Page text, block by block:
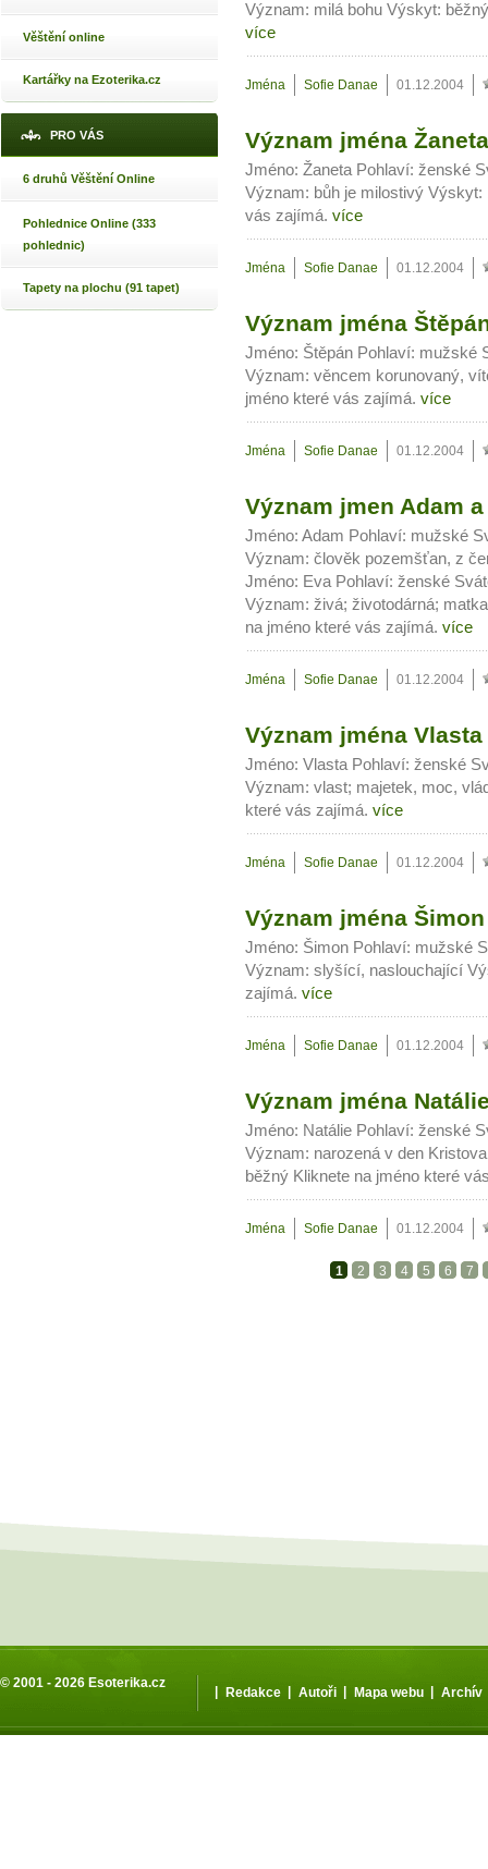
Věštění online
Kartářky na Ezoterika.cz
PRO VÁS
6 druhů Věštění Online
Pohlednice Online (333
pohlednic)
Tapety na plochu (91 tapet)
Význam: milá bohu Výskyt:
více
Jména Sofie Danae 01.12.2004
Význam jména Žaneta
Jméno: Žaneta Pohlaví: ženské
Význam: bůh je milostivý Výskyt:
vás zajímá. více
Jména Sofie Danae 01.12.2004
Význam jména
Jméno: Štěpán Pohlaví: mužské
Význam: věncem korunovaný,
jméno které vás zajímá. více
Jména Sofie Danae 01.12.2004
Význam jmen Adam
Jméno: Adam Pohlaví: mužské
Význam: člověk pozemšťan, z
Jméno: Eva Pohlaví: ženské
Význam: živá; životodárná;
na jméno které vás zajímá. více
Jména Sofie Danae 01.12.2004
Význam jména Vlasta
Jméno: Vlasta Pohlaví: ženské
Význam: vlast; majetek, moc,
které vás zajímá. více
Jména Sofie Danae 01.12.2004
Význam jména Šimon
Jméno: Šimon Pohlaví: mužské
Význam: slyšící, naslouchající
zajímá. více
Jména Sofie Danae 01.12.2004
Význam jména
Jméno: Natálie Pohlaví: ženské
Význam: narozená v den
běžný Kliknete na jméno které
Jména Sofie Danae 01.12.2004
1 2 3 4 5 6 7
© 2001 - 2026 Esoterika.cz
| Redakce | Autoři | Mapa webu | Archív